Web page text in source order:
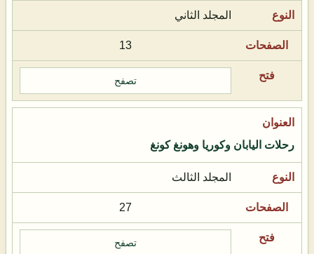
المجلد الثاني
13
تصفح
رحلات اليابان وكوريا وهونغ كونغ
المجلد الثالث
27
تصفح